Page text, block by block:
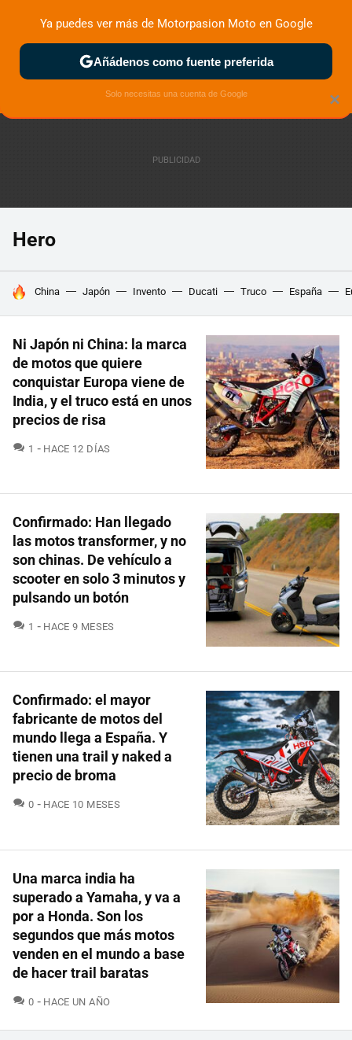
ZONA DE PRUEBAS DEPORTIVAS MOTOS ELÉCTRICAS
Hero
HOY SE HABLA DE
China Japón Invento Ducati Truco España
Ni Japón ni China: la marca
de motos que quiere
conquistar Europa viene de
India, y el truco está en unos
precios de risa
1 COMENTARIOS
HACE 12 DÍAS
Confirmado: Han llegado
las motos transformer, y no
son chinas. De vehículo a
scooter en solo 3 minutos y
pulsando un botón
1 COMENTARIOS
HACE 9 MESES
Confirmado: el mayor
fabricante de motos del
mundo llega a España. Y
tienen una trail y naked a
precio de broma
0 COMENTARIOS
HACE 10 MESES
Una marca india ha
superado a Yamaha, y va a
por a Honda. Son los
segundos que más motos
venden en el mundo a base
de hacer trail baratas
0 COMENTARIOS
HACE UN AÑO
×
Ya puedes ver más de Motorpasion Moto en Google
Añádenos como fuente preferida
Solo necesitas una cuenta de Google